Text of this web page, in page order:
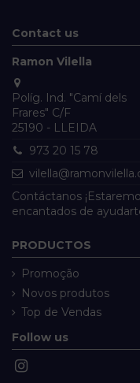
Contact us
Ramon Vilella
Políg. Ind. "Camí dels
Frares" C/F
25190 - LLEIDA
973 20 15 78
Contáctanos
encantados de
PRODUCTOS
Promoção
Novos produtos
Top de Vendas
Follow us